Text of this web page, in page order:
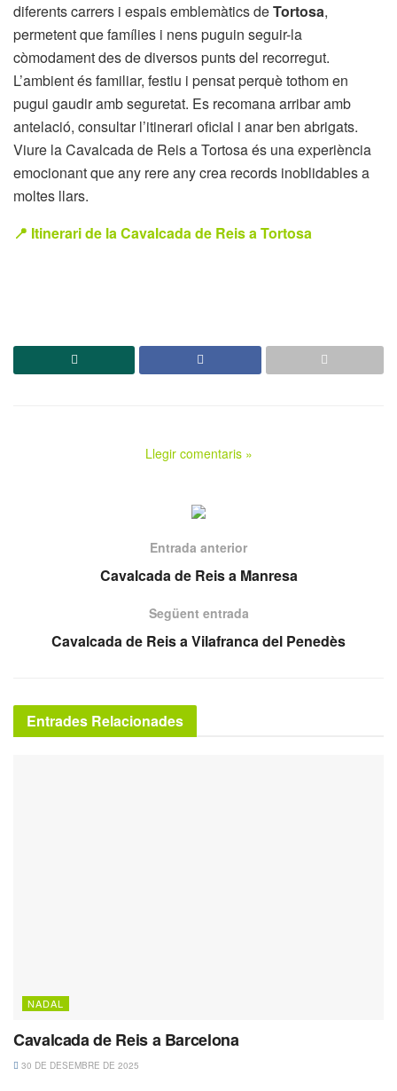
diferents carrers i espais emblemàtics deTortosa,
permetent que famílies i nens puguin seguir-la
còmodament des de diversos punts del recorregut.
L’ambient és familiar, festiu i pensat perquè tothom en
pugui gaudir amb seguretat. Es recomana arribar amb
antelació, consultar l’itinerari oficial i anar ben abrigats.
Viure la Cavalcada de Reis a Tortosa és una experiència
emocionant que any rere any crea records inoblidables a
moltes llars.
📍 Itinerari de la Cavalcada de Reis a Tortosa
Llegir comentaris »
Entrada anterior
Cavalcada de Reis a Manresa
Següent entrada
Cavalcada de Reis a Vilafranca del Penedès
Entrades Relacionades
NADAL
Cavalcada de Reis a Barcelona
30 DE DESEMBRE DE 2025